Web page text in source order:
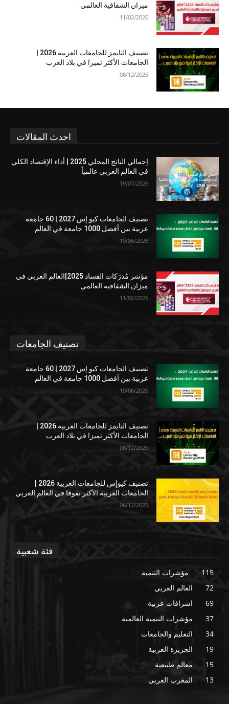
ميزان الشفافية العالمي
11/02/2026
تصنيف التايمز للجامعات العربية 2026 |
الجامعات الأكثر تميزا في بلاد العرب
08/12/2025
احدث المقالات
إجمالي الناتج المحلي 2025 | أداء الإقتصاد الكلي
في العالم العربي عالمياً
19/07/2026
تصنيف الجامعات كيو إس 2027 | 60 جامعة
عربية بين أفضل 1000 جامعة في العالم
19/06/2026
مؤشر مُدرَكات الفساد 2025|العالم العربي في
ميزان الشفافية العالمي
11/02/2026
تصنيف الجامعات
تصنيف الجامعات كيو إس 2027 | 60 جامعة
عربية بين أفضل 1000 جامعة في العالم
19/06/2026
الجامعات الأكثر تميزا في بلاد العرب
08/12/2025
تصنيف كيوإس للجامعات العربية 2026 |
الجامعات العربية الأكثر تفوقا في العالم العربي
06/12/2025
فئة شعبية
مؤشرات التنمية
115
العالم العربي
72
اشراقات عربية
69
مؤشرات التنمية العالمية
37
التعليم والجامعات
34
الجزيرة العربية
19
معالم طبيعية
15
المغرب العربي
13